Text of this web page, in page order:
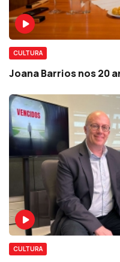
CULTURA
Joana Barrios nos 20
CULTURA